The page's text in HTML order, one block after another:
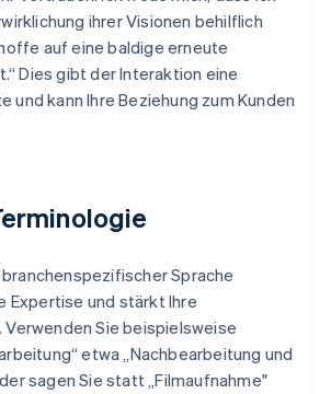
ihrer Visionen behilflich
auf eine baldige erneute
Dies gibt der Interaktion eine
und kann Ihre Beziehung zum Kunden
Sprache
Expertise und stärkt Ihre
Sie beispielsweise
etwa „Nachbearbeitung und
sagen Sie statt „Filmaufnahme"